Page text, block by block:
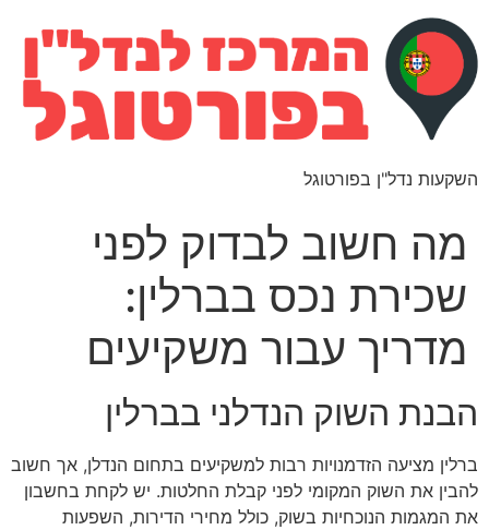
השקעות נדל"ן בפורטוגל
מה חשוב לבדוק לפני
שכירת נכס בברלין:
מדריך עבור משקיעים
הבנת השוק הנדלני בברלין
ברלין מציעה הזדמנויות רבות למשקיעים בתחום הנדלן, אך חשוב
להבין את השוק המקומי לפני קבלת החלטות. יש לקחת בחשבון
את המגמות הנוכחיות בשוק, כולל מחירי הדירות, השפעות